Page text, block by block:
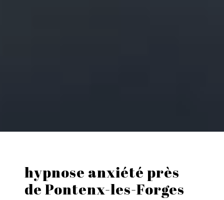
hypnose anxiété près
de Pontenx-les-Forges